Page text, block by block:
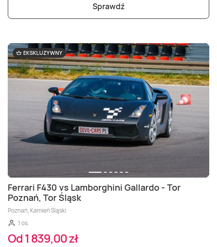
Sprawdź
EKSKLUZYWNY
Ferrari F430 vs Lamborghini Gallardo - Tor
Poznań, Tor Śląsk
Poznań, Kamień Śląski
1 os.
Od 1 839,00 zł